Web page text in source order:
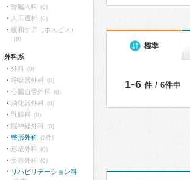
標準
1-6 件 / 6件中
腎臓内科 (0)
人工透析 (0)
緩和ケア（ホスピス）
(0)
外科系
外科 (0)
呼吸器外科 (0)
心臓血管外科 (0)
消化器外科 (0)
乳腺科 (0)
脳神経外科 (0)
整形外科 (2件)
形成外科 (0)
美容外科 (0)
リハビリテーション科